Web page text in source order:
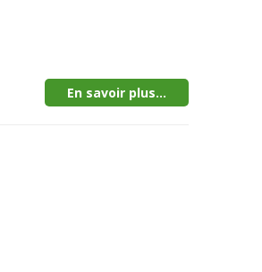
En savoir plus...